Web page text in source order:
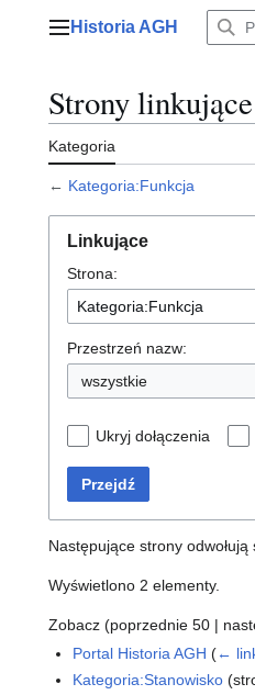
Menu główne
Historia AGH
Strony
Kategoria
← Kategoria:Funkcja
Linkujące
Strona:
Przestrzeń nazw:
wszystkie
Ukryj dołączenia
Przejdź
Następujące strony odwołują
Wyświetlono 2 elementy.
Zobacz (poprzednie 50 |
Portal Historia AGH (←
Kategoria:Stanowisko